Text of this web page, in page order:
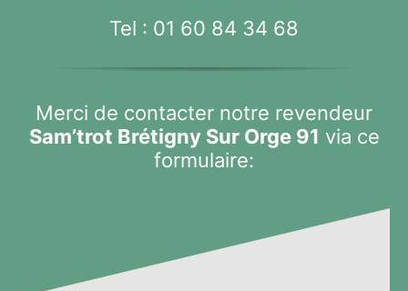
Tel : 01 60 84 34 68
Merci de contacter notre revendeur
Sam’trot Brétigny Sur Orge 91 via ce
formulaire: